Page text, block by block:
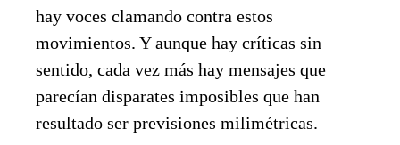
hay voces clamando contra estos
movimientos. Y aunque hay críticas sin
sentido, cada vez más hay mensajes que
parecían disparates imposibles que han
resultado ser previsiones milimétricas.